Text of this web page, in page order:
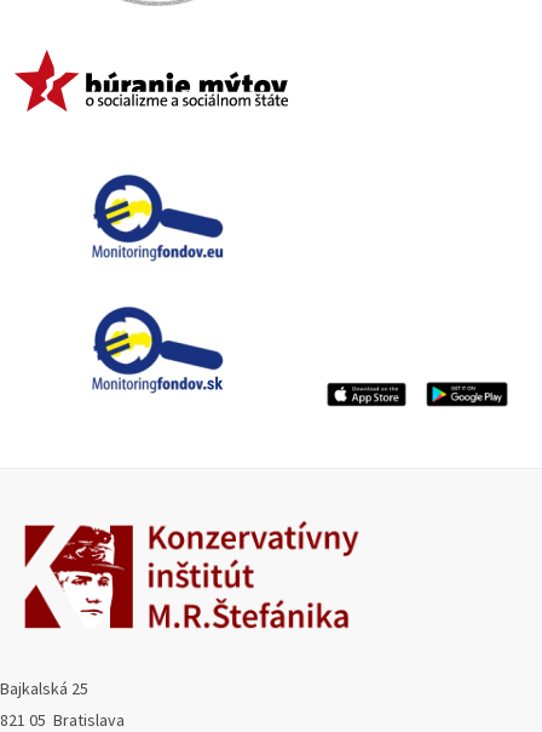
Bajkalská 25
821 05 Bratislava